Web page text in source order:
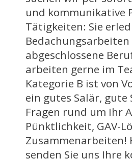
und kommunikative
Tätigkeiten: Sie
abgeschlossene
arbeiten gerne im
Kategorie B ist von
ein gutes Salär,
Fragen rund um Ihr
Pünktlichkeit, GAV-
Zusammenarbeiten!
senden Sie uns Ihre